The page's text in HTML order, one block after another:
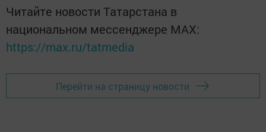
Читайте новости Татарстана в
национальном мессенджере MАХ:
https://max.ru/tatmedia
Перейти на страницу новости